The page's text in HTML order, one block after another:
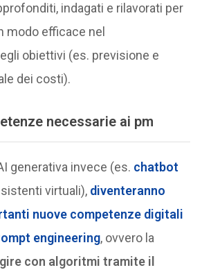
indagati e rilavorati per
modo efficace nel
obiettivi (es. previsione e
dei costi).
necessarie ai pm
generativa invece (es. chatbot
virtuali), diventeranno
nuove competenze digitali
engineering, ovvero la
con algoritmi tramite il